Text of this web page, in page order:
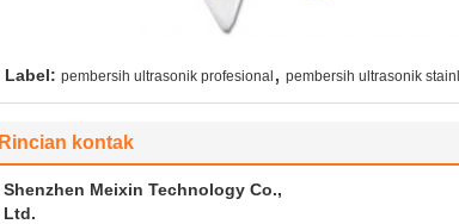
Label: pembersih ultrasonik profesional , pembersih ultrasonik
Rincian kontak
Shenzhen Meixin Technology Co.,
Ltd.